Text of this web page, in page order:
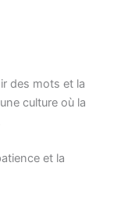
des mots et la
culture où la
et la